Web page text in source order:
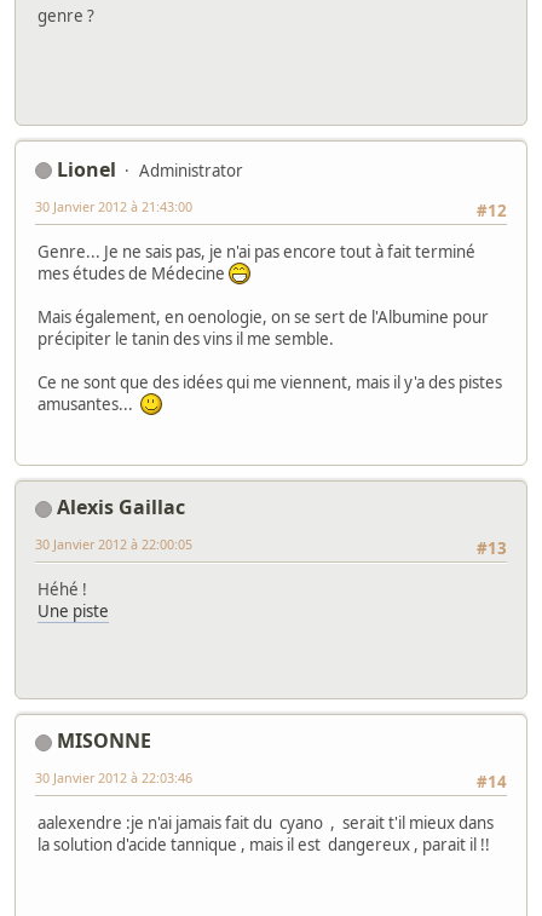
genre ?
Lionel
Administrator
#12
30 Janvier 2012 à 21:43:00
Genre... Je ne sais pas, je n'ai pas encore tout à fait terminé
mes études de Médecine
Mais également, en oenologie, on se sert de l'Albumine pour
précipiter le tanin des vins il me semble.
Ce ne sont que des idées qui me viennent, mais il y'a des pistes
amusantes...
Alexis Gaillac
#13
30 Janvier 2012 à 22:00:05
Héhé !
Une piste
MISONNE
#14
30 Janvier 2012 à 22:03:46
aalexendre :je n'ai jamais fait du cyano , serait t'il mieux dans
la solution d'acide tannique , mais il est dangereux , parait il !!